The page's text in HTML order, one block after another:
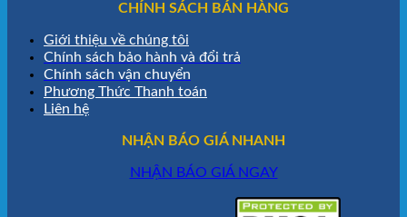
CHÍNH SÁCH BÁN HÀNG
Giới thiệu về chúng tôi
Chính sách bảo hành và đổi trả
Chính sách vận chuyển
Phương Thức Thanh toán
Liên hệ
NHẬN BÁO GIÁ NHANH
NHẬN BÁO GIÁ NGAY